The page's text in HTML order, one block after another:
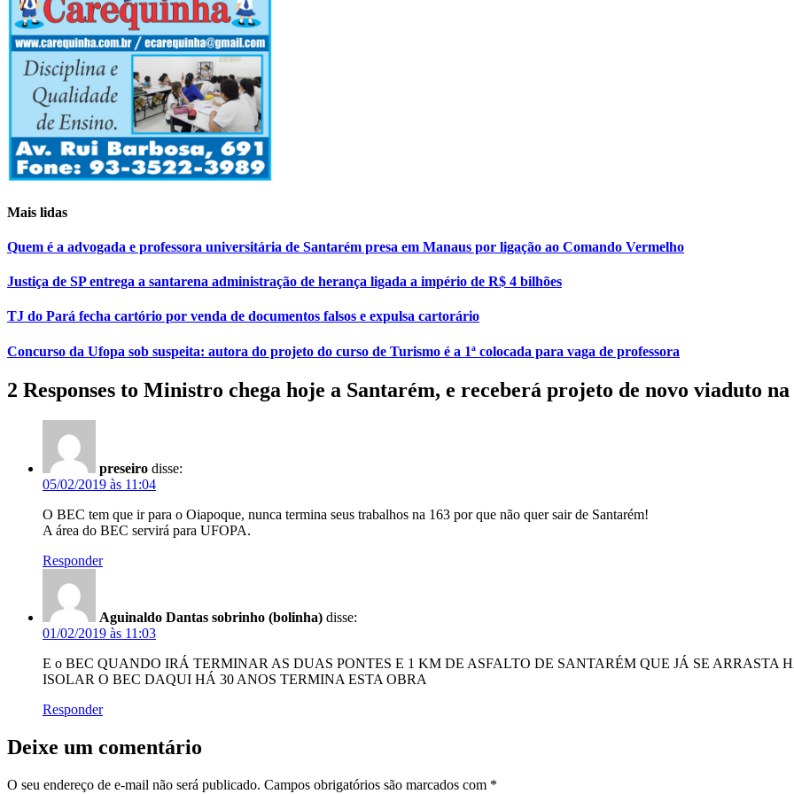
Mais lidas
Quem é a advogada e professora universitária de Santarém presa em Manaus por ligação ao Comando Vermelho
Justiça de SP entrega a santarena administração de herança ligada a império de R$ 4 bilhões
TJ do Pará fecha cartório por venda de documentos falsos e expulsa cartorário
Concurso da Ufopa sob suspeita: autora do projeto do curso de Turismo é a 1ª colocada para vaga de professora
2 Responses to Ministro chega hoje a Santarém, e receberá projeto de novo viaduto na
preseiro disse:
05/02/2019 às 11:04
O BEC tem que ir para o Oiapoque, nunca termina seus trabalhos na 163 por que não quer sair de Santarém!
A área do BEC servirá para UFOPA.
Responder
Aguinaldo Dantas sobrinho (bolinha) disse:
01/02/2019 às 11:03
E o BEC QUANDO IRÁ TERMINAR AS DUAS PONTES E 1 KM DE ASFALTO DE SANTARÉM QUE JÁ SE ARRASTA
ISOLAR O BEC DAQUI HÁ 30 ANOS TERMINA ESTA OBRA
Responder
Deixe um comentário
O seu endereço de e-mail não será publicado. Campos obrigatórios são marcados com *